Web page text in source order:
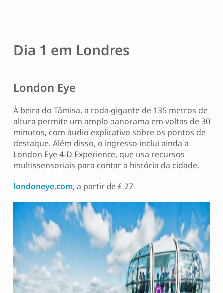
Dia 1 em Londres
London Eye
À beira do Tâmisa, a roda-gigante de 135 metros de
altura permite um amplo panorama em voltas de 30
minutos, com áudio explicativo sobre os pontos de
destaque. Além disso, o ingresso inclui ainda a
London Eye 4-D Experience, que usa recursos
multissensoriais para contar a história da cidade.
londoneye.com, a partir de £ 27